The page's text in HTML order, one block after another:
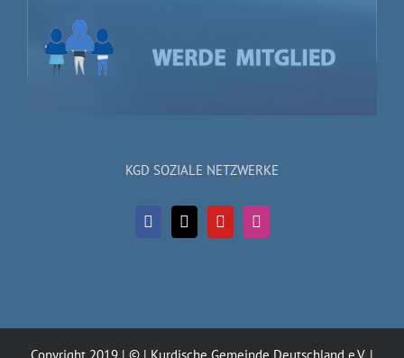
KGD SOZIALE NETZWERKE